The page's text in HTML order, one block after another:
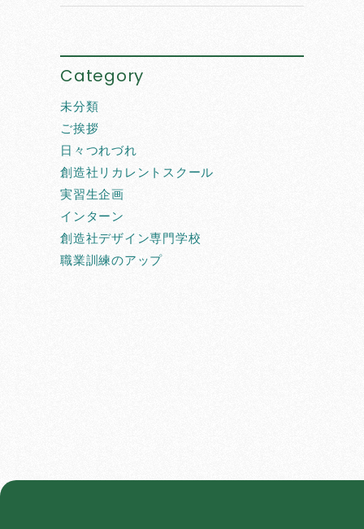
Category
未分類
ご挨拶
日々つれづれ
創造社リカレントスクール
実習生企画
インターン
創造社デザイン専門学校
職業訓練のアップ